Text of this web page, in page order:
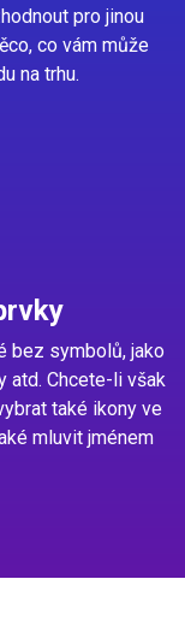
pro jinou
co vám může
na trhu.
bez symbolů, jako
atd. Chcete-li však
také ikony ve
mluvit jménem